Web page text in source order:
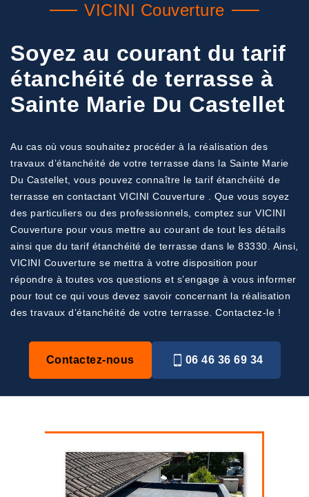
VICINI Couverture
Soyez au courant du tarif
étanchéité de terrasse à
Sainte Marie Du Castellet
Au cas où vous souhaitez procéder à la réalisation des
travaux d’étanchéité de votre terrasse dans la Sainte Marie
Du Castellet, vous pouvez connaître le tarif étanchéité de
terrasse en contactant VICINI Couverture . Que vous soyez
des particuliers ou des professionnels, comptez sur VICINI
Couverture pour vous mettre au courant de tout les détails
ainsi que du tarif étanchéité de terrasse dans le 83330. Ainsi,
VICINI Couverture se mettra à votre disposition pour
répondre à toutes vos questions et s’engage à vous informer
pour tout ce qui vous devez savoir concernant la réalisation
des travaux d’étanchéité de votre terrasse. Contactez-le !
Contactez-nous 06 46 36 69 34